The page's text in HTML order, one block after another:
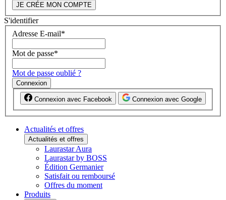
JE CRÉE MON COMPTE
S'identifier
Adresse E-mail*
Mot de passe*
Mot de passe oublié ?
Connexion
Connexion avec Facebook Connexion avec Google
Actualités et offres
Actualités et offres
Laurastar Aura
Laurastar by BOSS
Édition Germanier
Satisfait ou remboursé
Offres du moment
Produits